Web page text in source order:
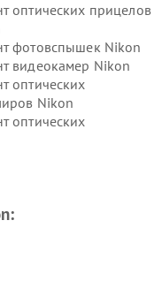
оптических прицелов
фотовспышек Nikon
видеокамер Nikon
оптических
Nikon
оптических